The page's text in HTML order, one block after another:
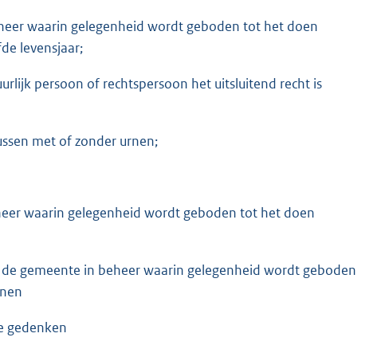
waarin gelegenheid wordt geboden tot het doen
levensjaar;
persoon of rechtspersoon het uitsluitend recht is
met of zonder urnen;
waarin gelegenheid wordt geboden tot het doen
gemeente in beheer waarin gelegenheid wordt geboden
gedenken